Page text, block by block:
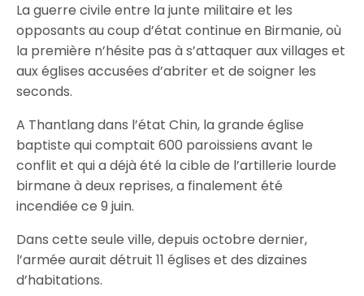
La guerre civile entre la junte militaire et les
opposants au coup d’état continue en Birmanie, où
la première n’hésite pas à s’attaquer aux villages et
aux églises accusées d’abriter et de soigner les
seconds.
A Thantlang dans l’état Chin, la grande église
baptiste qui comptait 600 paroissiens avant le
conflit et qui a déjà été la cible de l’artillerie lourde
birmane à deux reprises, a finalement été
incendiée ce 9 juin.
Dans cette seule ville, depuis octobre dernier,
l’armée aurait détruit 11 églises et des dizaines
d’habitations.